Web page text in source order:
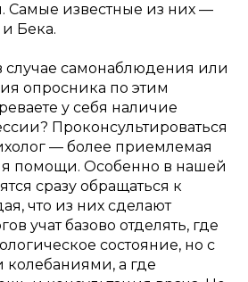
Самые известные из них —
Бека.
случае самонаблюдения или
опросника по этим
у себя наличие
Проконсультироваться
— более приемлемая
помощи. Особенно в нашей
сразу обращаться к
что из них сделают
учат базово отделять, где
состояние, но с
а где